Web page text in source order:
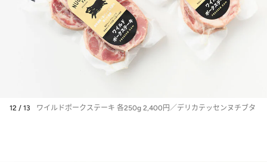
12 / 13 ワイルドポークステーキ 各250g 2,400円／デリカテッセンヌチブタ